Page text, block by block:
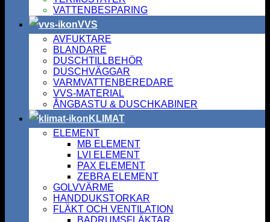
VATTENBESPARING
VVS
AVFUKTARE
BLANDARE
DUSCHTILLBEHÖR
DUSCHVÄGGAR
VARMVATTENBEREDARE
VVS-MATERIAL
ÅNGBASTU & DUSCHKABINER
KLIMAT
ELEMENT
MB ELEMENT
LVI ELEMENT
PAX ELEMENT
ZEBRA ELEMENT
GOLVVÄRME
HANDDUKSTORKAR
FLÄKT OCH VENTILATION
BADRUMSFLÄKTAR